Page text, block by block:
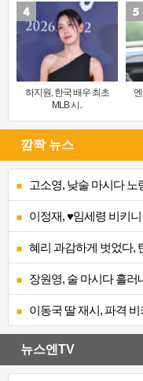
하지원, 한국 배우 최초
MLB 시..
깜짝 뉴스
고소영, 낮술 마시다 노
이정재, ♥임세령 비키
혜리 과감하게 벗었다,
장원영, 술 마시다 흘
이동국 딸 재시, 파격
뉴스엔TV